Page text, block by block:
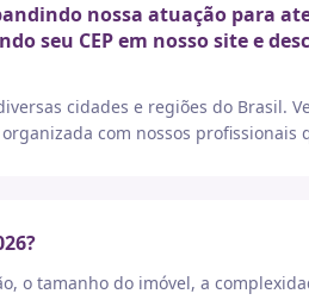
nossa atuação para
seu CEP em nosso site e
cidades e regiões do
com nossos profissionais
o tamanho do imóvel, a